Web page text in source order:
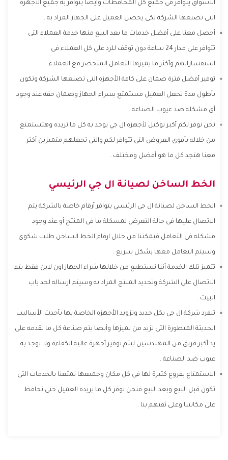
الاسواق يتوافر فى جميع كل المحافظات وأيضا يتوافر به جميع الأجهزة
التى تصنعها الشركة لكى يحصل العميل على الجهاز المراد به .
أحصل معنا على أفضل خدمات ما بعد البيع منها خدمة العملاء التى
تتوافر على مدار 24 ساعة دون توقف للرد على كل العملاء فى
استفساراتهم وأكثر ما يميزها التعامل المتحضر مع العملاء .
توفير أفضل فترة ضمان على كافة الأجهزة التى تصنعها الشركة وتكون
بأطول مدة تجعل العميل مستمتع بشراء الجهاز وضمان حقه عند وجود
أى مشكله ضد عيوب الصناعه .
نحن نوفر لكم أكبر توكيل لأجهزة ال جي يوجد به كل ما تريده وهتستمتع
من خلاله بأقوى العروض التى تتوافر لكم والتى تجعلهم متميزين أكثر
معنا هتجد كل ما هو أفضل ومختلف .
الخط الساخن لصيانة ال جي الرئيسي
الخط الساخن لصيانة ال جي الرئيسي يتوافر أرقام خاصة بالشركة يتم
الاتصال عليها فى حالة التعرض لمشكلة ما فى المنتج أو عند وجود
مشكله فى التعامل فيمكننا من خلال ارقام الخط الساخن طلب شكوى
وسيتم التعامل معها بشكل سريع .
تتميز تلك الخدمة أننا نستطيع من خلالها شراء الجهاز اون لاين فقط يتم
الاتصال على الشركة وتحديد المنتج المراد به وسيتم ارساله لحد باب
البيت .
تنفرد شركة ال جي بكل جديد وتزويد الأجهزة الخاصة بها بأحدث الأساليب
الحديثة المتطورة التى تزيد من تميزها وأيضا يتم صناعة كل ما تقدمه على
يد أكبر فريق من المهندسين ليتم توفير أجهزة عالية الكفاءة ولا يوجد به
عيوب ضد الصناعة .
الاستمتاع بفروع كثيرة لها فى كل مكان وجميعها تمتعنا بالخدمات التى
تكون قبل البيع وبعد البيع فنحن نوفر كل ما يريده العميل حتى نحافظ
على مكانتنا وعلى ثقتهم بنا .